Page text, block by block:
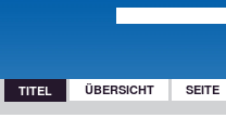
TITEL ÜBERSICHT SEITE